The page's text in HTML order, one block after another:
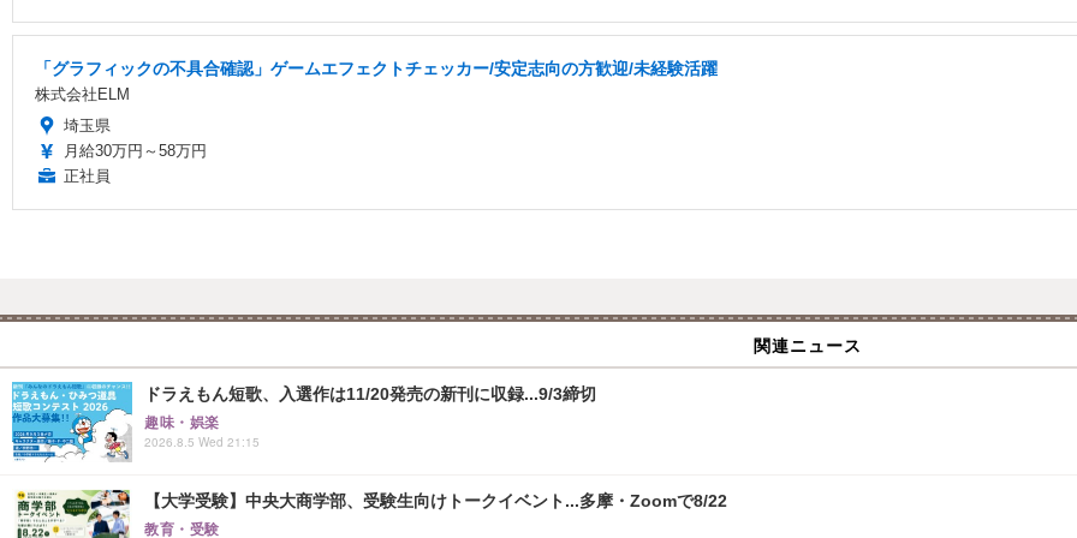
「グラフィックの不具合確認」ゲームエフェクトチェッカー/安定志向の方歓迎/未経験活躍
株式会社ELM
埼玉県
月給30万円～58万円
正社員
関連ニュース
ドラえもん短歌、入選作は11/20発売の新刊に収録...9/3締切
趣味・娯楽
2026.8.5 Wed 21:15
【大学受験】中央大商学部、受験生向けトークイベント...多摩・Zoomで8/22
教育・受験